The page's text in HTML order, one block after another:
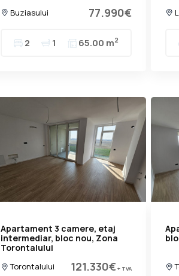
Buziasului 77.990€
2 1 65.00 m2
Apartament 3 camere, etaj
intermediar, bloc nou, Zona
Torontalului
Torontalului 121.330€+ TVA